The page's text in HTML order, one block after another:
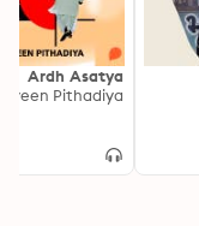
Ardh Asatya
Pithadiya